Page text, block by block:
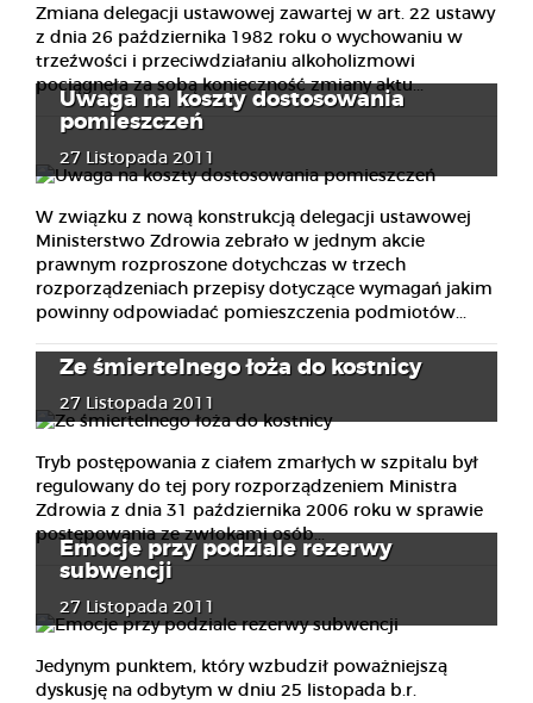
Zmiana delegacji ustawowej zawartej w art. 22 ustawy
z dnia 26 października 1982 roku o wychowaniu w
trzeźwości i przeciwdziałaniu alkoholizmowi
pociągnęła za sobą konieczność zmiany aktu...
Uwaga na koszty dostosowania
pomieszczeń
27 Listopada 2011
W związku z nową konstrukcją delegacji ustawowej
Ministerstwo Zdrowia zebrało w jednym akcie
prawnym rozproszone dotychczas w trzech
rozporządzeniach przepisy dotyczące wymagań jakim
powinny odpowiadać pomieszczenia podmiotów...
Ze śmiertelnego łoża do kostnicy
27 Listopada 2011
Tryb postępowania z ciałem zmarłych w szpitalu był
regulowany do tej pory rozporządzeniem Ministra
Zdrowia z dnia 31 października 2006 roku w sprawie
postępowania ze zwłokami osób...
Emocje przy podziale rezerwy
subwencji
27 Listopada 2011
Jedynym punktem, który wzbudził poważniejszą
dyskusję na odbytym w dniu 25 listopada b.r.